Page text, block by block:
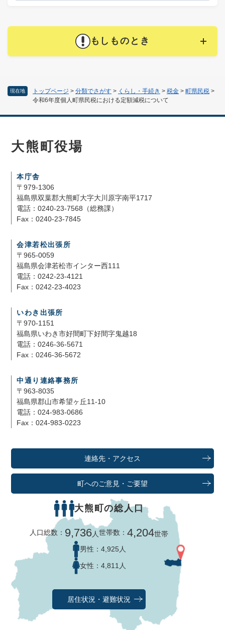
現在地 トップページ > 分類でさがす > くらし・手続き > 税金 > 町県民税 >
令和6年度個人町県民税における定額減税について
もしものとき
大熊町役場
本庁舎
〒979-1306
福島県双葉郡大熊町大字大川原字南平1717
電話：0240-23-7568（総務課）
Fax：0240-23-7845
会津若松出張所
〒965-0059
福島県会津若松市インター西111
電話：0242-23-4121
Fax：0242-23-4023
いわき出張所
〒970-1151
福島県いわき市好間町下好間字鬼越18
電話：0246-36-5671
Fax：0246-36-5672
中通り連絡事務所
〒963-8035
福島県郡山市希望ヶ丘11-10
電話：024-983-0686
Fax：024-983-0223
連絡先・アクセス
町へのご意見・ご要望
大熊町の総人口
人口総数： 9,736人世帯数：4,204世帯
男性： 4,925人
女性： 4,811人
居住状況・避難状況